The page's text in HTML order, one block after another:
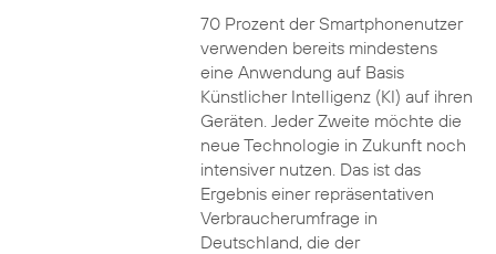
70 Prozent der Smartphonenutzer
verwenden bereits mindestens
eine Anwendung auf Basis
Künstlicher Intelligenz (KI) auf ihren
Geräten. Jeder Zweite möchte die
neue Technologie in Zukunft noch
intensiver nutzen. Das ist das
Ergebnis einer repräsentativen
Verbraucherumfrage in
Deutschland, die der